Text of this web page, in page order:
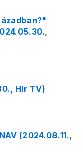
Hír TV)
(2024.08.11.,